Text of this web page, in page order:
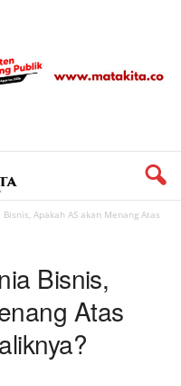
Apakah AS akan Menang Atas
Bisnis,
Atas